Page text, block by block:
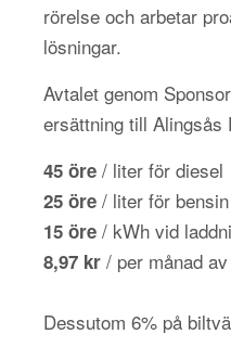
rörelse och arbetar
lösningar.
Avtalet genom
ersättning till Alingsås
45 öre / liter för diesel
25 öre / liter för bensin
15 öre / kWh vid
8,97 kr / per månad
Dessutom 6% på